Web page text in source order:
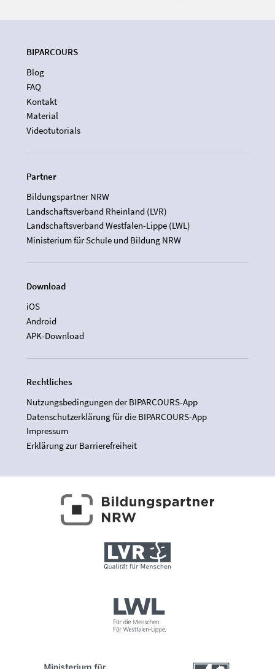
BIPARCOURS
Blog
FAQ
Kontakt
Material
Videotutorials
Partner
Bildungspartner NRW
Landschaftsverband Rheinland (LVR)
Landschaftsverband Westfalen-Lippe (LWL)
Ministerium für Schule und Bildung NRW
Download
iOS
Android
APK-Download
Rechtliches
Nutzungsbedingungen der BIPARCOURS-App
Datenschutzerklärung für die BIPARCOURS-App
Impressum
Erklärung zur Barrierefreiheit